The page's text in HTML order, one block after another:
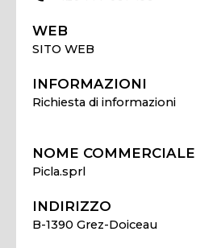
WEB
SITO WEB
INFORMAZIONI
Richiesta di informazioni
NOME COMMERCIALE
Picla.sprl
INDIRIZZO
B-1390 Grez-Doiceau